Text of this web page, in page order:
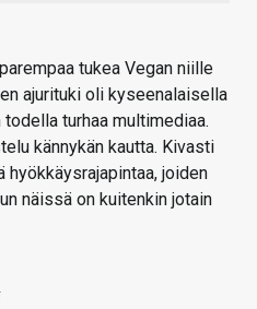
tukea Vegan niille
ajurituki oli kyseenalaisella
turhaa multimediaa.
kännykän kautta. Kivasti
hyökkäysrajapintaa, joiden
näissä on kuitenkin jotain